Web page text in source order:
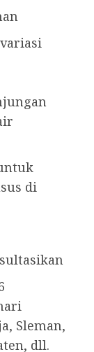
di
Sleman,
dll.